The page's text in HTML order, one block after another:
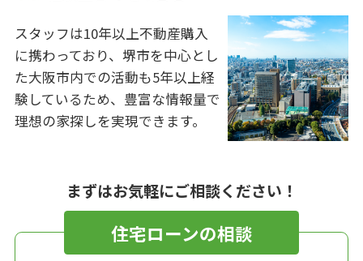
スタッフは10年以上不動産購入
に携わっており、堺市を中心とし
た大阪市内での活動も5年以上経
験しているため、豊富な情報量で
理想の家探しを実現できます。
まずはお気軽にご相談ください！
住宅ローンの相談